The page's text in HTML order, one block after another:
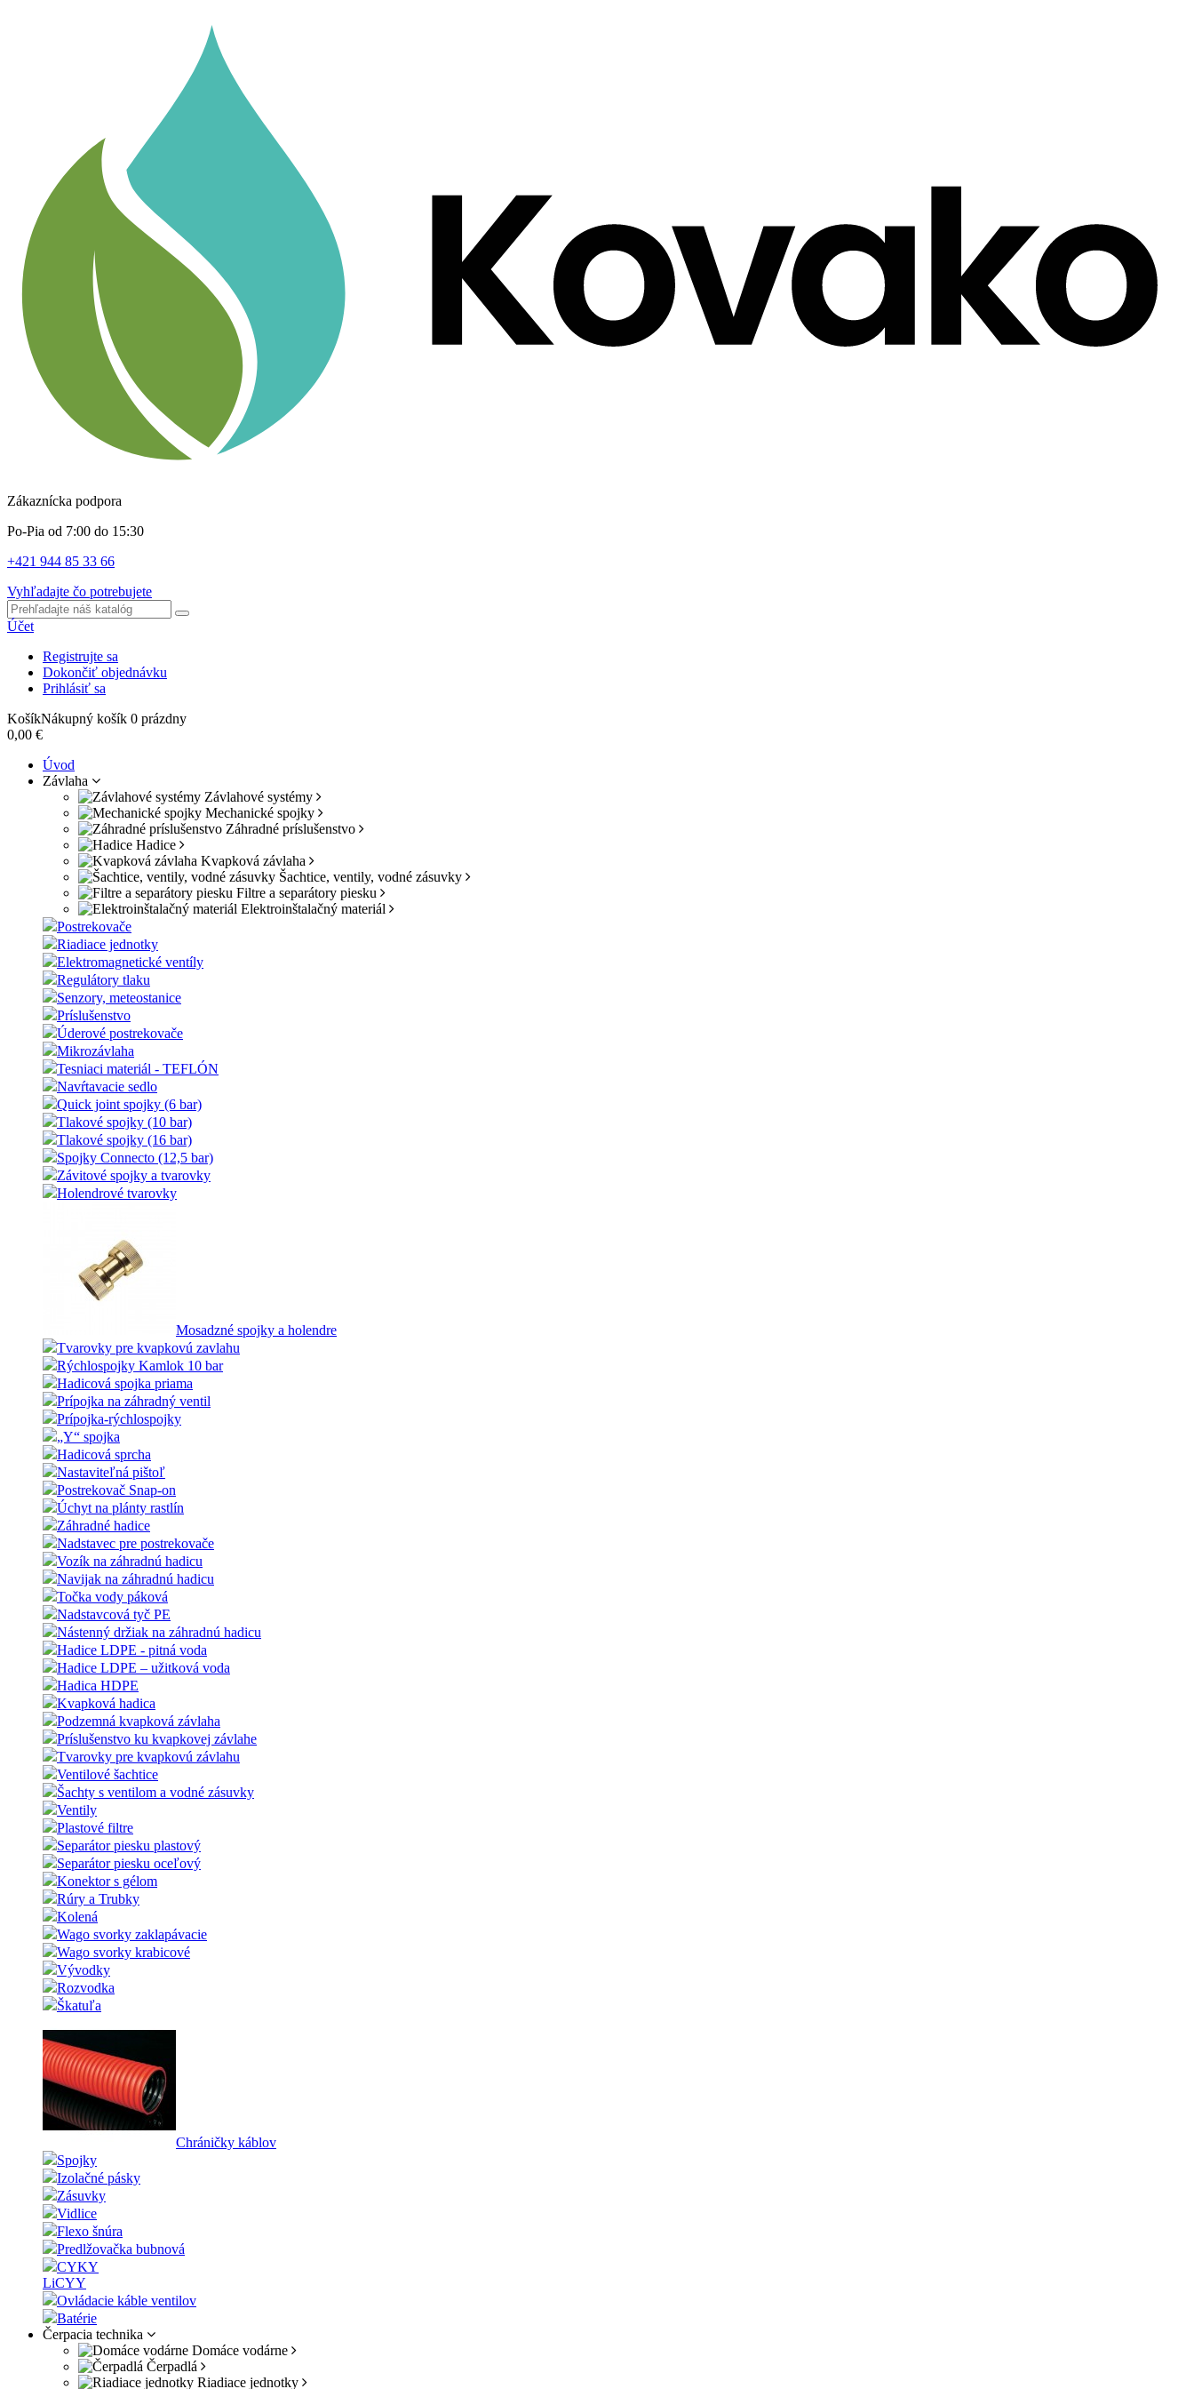
Zákaznícka podpora
Po-Pia od 7:00 do 15:30
+421 944 85 33 66
Vyhľadajte čo potrebujete
Účet
Registrujte sa
Dokončiť objednávku
Prihlásiť sa
KošíkNákupný košík 0 prázdny
0,00 €
Úvod
Závlaha
Závlahové systémy
Mechanické spojky
Záhradné príslušenstvo
Hadice
Kvapková závlaha
Šachtice, ventily, vodné zásuvky
Filtre a separátory piesku
Elektroinštalačný materiál
Postrekovače
Riadiace jednotky
Elektromagnetické ventíly
Regulátory tlaku
Senzory, meteostanice
Príslušenstvo
Úderové postrekovače
Mikrozávlaha
Tesniaci materiál - TEFLÓN
Navŕtavacie sedlo
Quick joint spojky (6 bar)
Tlakové spojky (10 bar)
Tlakové spojky (16 bar)
Spojky Connecto (12,5 bar)
Závitové spojky a tvarovky
Holendrové tvarovky
Mosadzné spojky a holendre
Tvarovky pre kvapkovú zavlahu
Rýchlospojky Kamlok 10 bar
Hadicová spojka priama
Prípojka na záhradný ventil
Prípojka-rýchlospojky
„Y“ spojka
Hadicová sprcha
Nastaviteľná pištoľ
Postrekovač Snap-on
Úchyt na plánty rastlín
Záhradné hadice
Nadstavec pre postrekovače
Vozík na záhradnú hadicu
Navijak na záhradnú hadicu
Točka vody páková
Nadstavcová tyč PE
Nástenný držiak na záhradnú hadicu
Hadice LDPE - pitná voda
Hadice LDPE – užitková voda
Hadica HDPE
Kvapková hadica
Podzemná kvapková závlaha
Príslušenstvo ku kvapkovej závlahe
Tvarovky pre kvapkovú závlahu
Ventilové šachtice
Šachty s ventilom a vodné zásuvky
Ventily
Plastové filtre
Separátor piesku plastový
Separátor piesku oceľový
Konektor s gélom
Rúry a Trubky
Kolená
Wago svorky zaklapávacie
Wago svorky krabicové
Vývodky
Rozvodka
Škatuľa
Chráničky káblov
Spojky
Izolačné pásky
Zásuvky
Vidlice
Flexo šnúra
Predlžovačka bubnová
CYKY
LiCYY
Ovládacie káble ventilov
Batérie
Čerpacia technika
Domáce vodárne
Čerpadlá
Riadiace jednotky